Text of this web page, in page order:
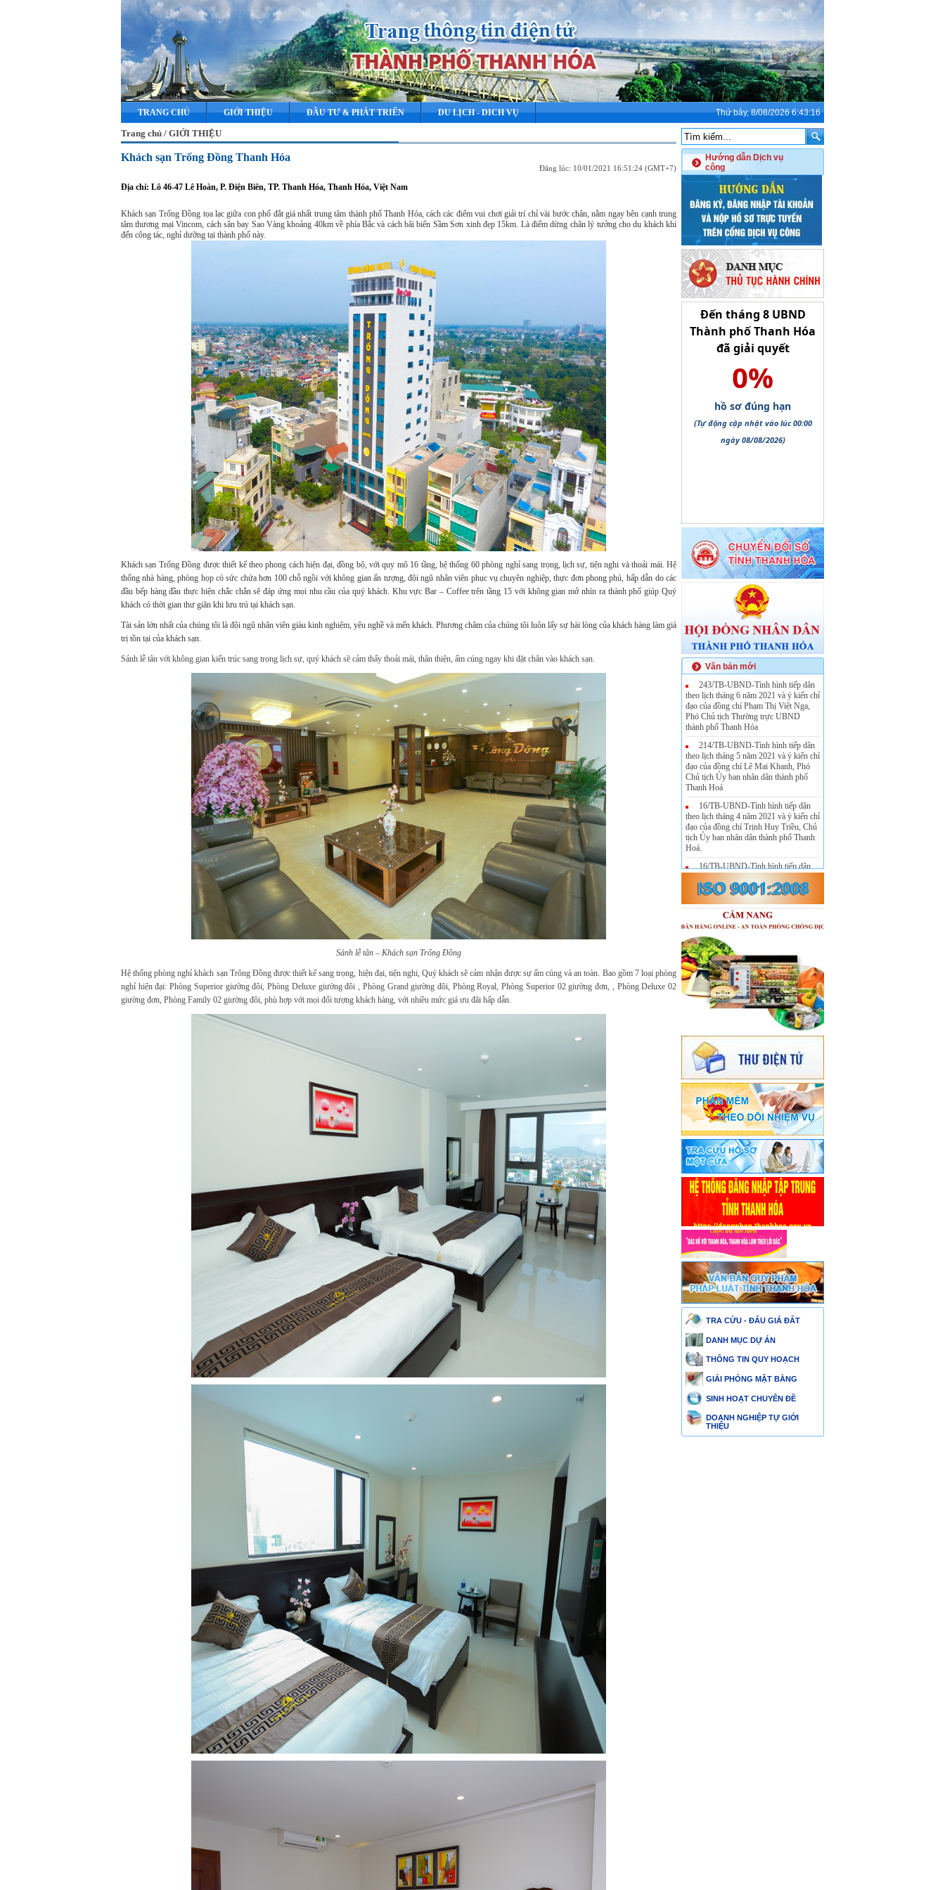
TRANG CHỦ GIỚI THIỆU ĐẦU TƯ & PHÁT TRIỂN DU LỊCH - DICH VỤ Thứ bảy, 8/08/2026 6:43:18
Trang chủ / GIỚI THIỆU
Khách sạn Trống Đồng Thanh Hóa
Đăng lúc: 10/01/2021 16:51:24 (GMT+7)
Địa chỉ: Lô 46-47 Lê Hoàn, P. Điện Biên, TP. Thanh Hóa, Thanh Hóa, Việt Nam
Khách sạn Trống Đồng tọa lạc giữa con phố đắt giá nhất trung tâm thành phố Thanh Hóa, cách các điểm vui chơi giải trí chỉ vài bước chân, nằm ngay bên cạnh trung
tâm thương mại Vincom, cách sân bay Sao Vàng khoảng 40km về phía Bắc và cách bãi biển Sầm Sơn xinh đẹp 15km. Là điểm dừng chân lý tưởng cho du khách khi
đến công tác, nghỉ dưỡng tại thành phố này.
Khách sạn Trống Đồng được thiết kế theo phong cách hiện đại, đồng bộ, với quy mô 16 tầng, hệ thống 60 phòng nghỉ sang trọng, lịch sự, tiện nghi và thoải mái. Hệ
thống nhà hàng, phòng họp có sức chứa hơn 100 chỗ ngồi với không gian ấn tượng, đội ngũ nhân viên phục vụ chuyên nghiệp, thực đơn phong phú, hấp dẫn do các
đầu bếp hàng đầu thực hiện chắc chắn sẽ đáp ứng mọi nhu cầu của quý khách. Khu vực Bar – Coffee trên tầng 15 với không gian mở nhìn ra thành phố giúp Quý
khách có thời gian thư giãn khi lưu trú tại khách sạn.
Tài sản lớn nhất của chúng tôi là đội ngũ nhân viên giàu kinh nghiệm, yêu nghề và mến khách. Phương châm của chúng tôi luôn lấy sự hài lòng của khách hàng làm giá
trị tồn tại của khách sạn.
Sảnh lễ tân với không gian kiến trúc sang trọng lịch sự, quý khách sẽ cảm thấy thoải mái, thân thiện, ấm cúng ngay khi đặt chân vào khách sạn.
Sảnh lễ tân – Khách sạn Trống Đồng
Hệ thống phòng nghỉ khách sạn Trông Đồng được thiết kế sang trọng, hiện đại, tiện nghi, Quý khách sẽ cảm nhận được sự ấm cúng và an toàn. Bao gồm 7 loại phòng
nghỉ hiện đại: Phòng Superior giường đôi, Phòng Deluxe giường đôi , Phòng Grand giường đôi, Phòng Royal, Phòng Superior 02 giường đơn, , Phòng Deluxe 02
giường đơn, Phòng Family 02 giường đôi, phù hợp với mọi đối tượng khách hàng, với nhiều mức giá ưu đãi hấp dẫn.
Hướng dẫn Dịch vụ
công
Văn bản mới
243/TB-UBND-Tình hình tiếp dân
theo lịch tháng 6 năm 2021 và ý kiến chỉ
đạo của đồng chí Phạm Thị Việt Nga,
Phó Chủ tịch Thường trực UBND
thành phố Thanh Hóa
214/TB-UBND-Tình hình tiếp dân
theo lịch tháng 5 năm 2021 và ý kiến chỉ
đạo của đồng chí Lê Mai Khanh, Phó
Chủ tịch Ủy ban nhân dân thành phố
Thanh Hoá
16/TB-UBND-Tình hình tiếp dân
theo lịch tháng 4 năm 2021 và ý kiến chỉ
đạo của đồng chí Trịnh Huy Triều, Chủ
tịch Ủy ban nhân dân thành phố Thanh
Hoá.
16/TB-UBND-Tình hình tiếp dân
đạo của đồng chí Trịnh Huy Triều, Chủ
tịch Ủy ban nhân dân thành phố Thanh
108/TB-UBND-Tình hình tiếp dân
theo lịch tháng 3 năm 2021 và ý kiến chỉ
đạo của đồng chí Nguyễn Văn Hùng,
Phó Chủ tịch Ủy ban nhân dân thành
phố Thanh Hoá.
TRA CỨU - ĐẤU GIÁ ĐẤT
DANH MỤC DỰ ÁN
THÔNG TIN QUY HOẠCH
GIẢI PHÓNG MẶT BẰNG
SINH HOẠT CHUYÊN ĐỀ
DOANH NGHIỆP TỰ GIỚI
THIỆU